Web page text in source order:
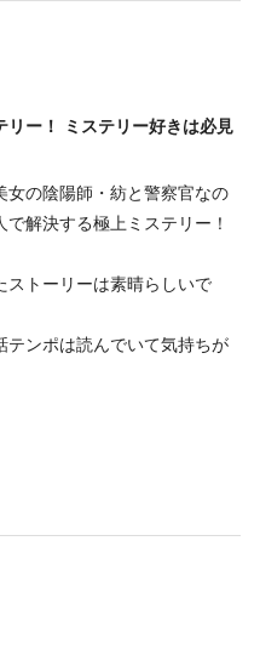
ー！ ミステリー好きは必見
の陰陽師・紡と警察官なの
解決する極上ミステリー！
ストーリーは素晴らしいで
ンポは読んでいて気持ちが